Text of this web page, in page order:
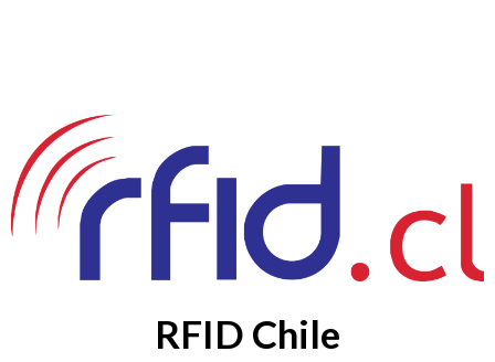
RFID Chile